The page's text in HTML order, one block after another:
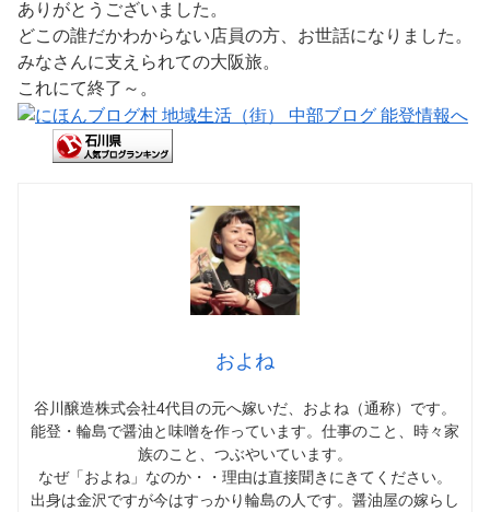
ありがとうございました。
どこの誰だかわからない店員の方、お世話になりました。
みなさんに支えられての大阪旅。
これにて終了～。
およね
谷川醸造株式会社4代目の元へ嫁いだ、およね（通称）です。
能登・輪島で醤油と味噌を作っています。仕事のこと、時々家
族のこと、つぶやいています。
なぜ「およね」なのか・・理由は直接聞きにきてください。
出身は金沢ですが今はすっかり輪島の人です。醤油屋の嫁らし